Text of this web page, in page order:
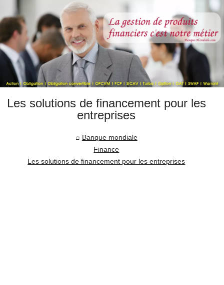
Les solutions de financement pour les
entreprises
Banque mondiale
Finance
Les solutions de financement pour les entreprises